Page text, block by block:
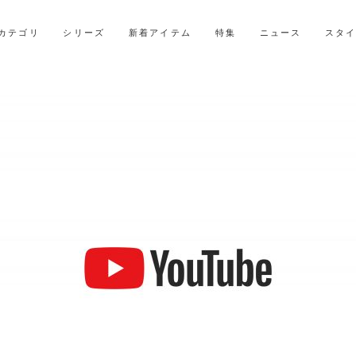
テゴリ
シリーズ 新着アイテム 特集 ニュース スタ